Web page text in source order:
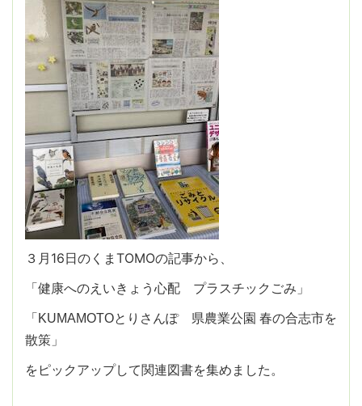
３月16日のくまTOMOの記事から、
「健康へのえいきょう心配 プラスチックごみ」
「KUMAMOTOとりさんぽ 県農業公園 春の合志市を
散策」
をピックアップして関連図書を集めました。